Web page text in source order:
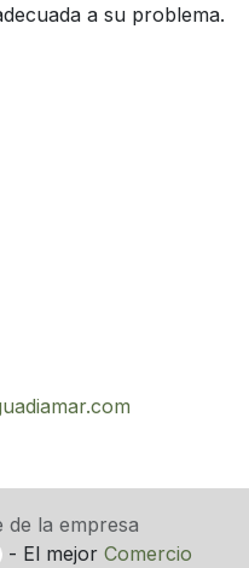
a su problema.
la empresa
- El mejorComercio